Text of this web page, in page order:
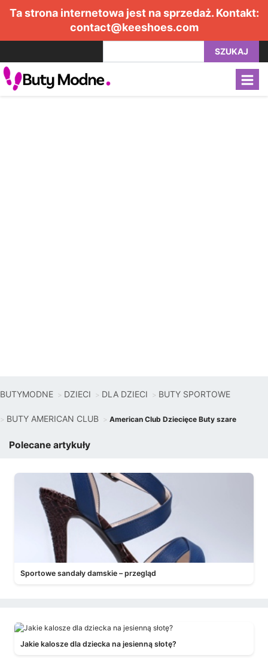
Ta strona internetowa jest na sprzedaż. Kontakt:
contact@keeshoes.com
SZUKAJ
BUTYMODNE DZIECI DLA DZIECI BUTY SPORTOWE
BUTY AMERICAN CLUB American Club Dziecięce Buty szare
Polecane artykuły
Sportowe sandały damskie – przegląd
Jakie kalosze dla dziecka na jesienną słotę?